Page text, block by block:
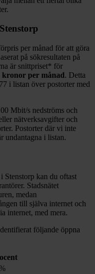
Stenstorp
per månad för att göra
på sökresultaten på
är snittpriset* för
kronor per månad. Detta
i listan över postorter med
Mbit/s nedströms och
nätverksavgifter och
Postorter där vi inte
undantagna i listan.
Stenstorp kan du oftast
Stadsnätet
medan
till själva internet och
internet, med mera.
följande öppna